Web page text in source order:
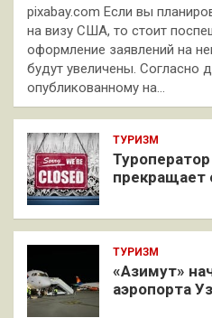
pixabay.com Если вы
на визу США, то стоит
оформление заявлений на
будут увеличены. Согласно
опубликованному на…
ТУРИЗМ
прекращает
ТУРИЗМ
«Азимут»
аэропорта